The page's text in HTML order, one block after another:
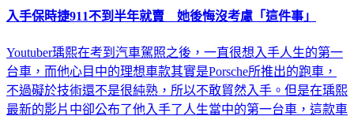
Youtuber瑀熙在考到汽車駕照之後，一直很想入手人生的第一
台車，而他心目中的理想車款其實是Porsche所推出的跑車，
不過礙於技術還不是很純熟，所以不敢貿然入手。但是在瑀熙